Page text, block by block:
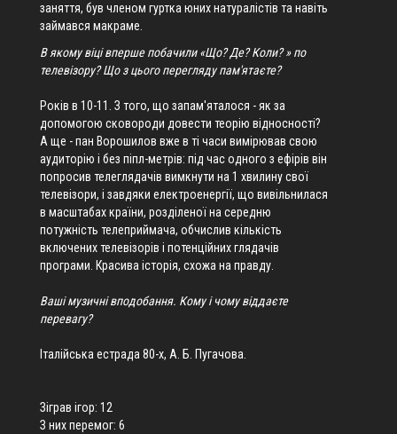
заняття, був членом гуртка юних натуралістів та навіть
займався макраме.
В якому віці вперше побачили «Що? Де? Коли? » по
телевізору? Що з цього перегляду пам'ятаєте?
Років в 10-11. З того, що запам'яталося - як за
допомогою сковороди довести теорію відносності?
А ще - пан Ворошилов вже в ті часи вимірював свою
аудиторію і без піпл-метрів: під час одного з ефірів він
попросив телеглядачів вимкнути на 1 хвилину свої
телевізори, і завдяки електроенергії, що вивільнилася
в масштабах країни, розділеної на середню
потужність телеприймача, обчислив кількість
включених телевізорів і потенційних глядачів
програми. Красива історія, схожа на правду.
Ваші музичні вподобання. Кому і чому віддаєте
перевагу?
Італійська естрада 80-х, А. Б. Пугачова.
Зіграв ігор: 12
З них перемог: 6